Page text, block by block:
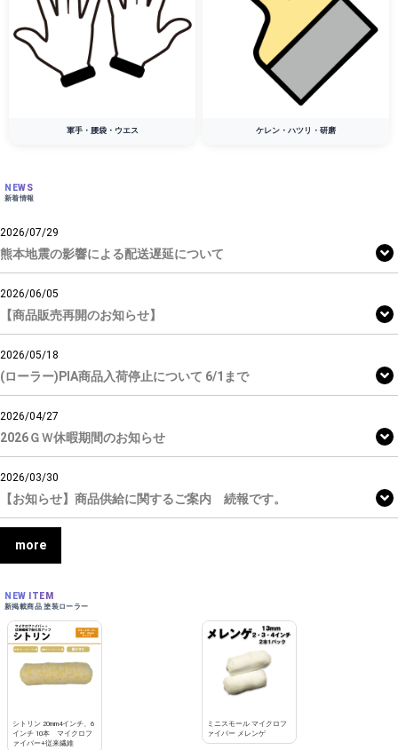
軍手・腰袋・ウエス ケレン・ハツリ・研磨
NEWS
新着情報
2026/07/29
熊本地震の影響による配送遅延について
2026/06/05
【商品販売再開のお知らせ】
2026/05/18
(ローラー)PIA商品入荷停止について 6/1まで
2026/04/27
2026ＧＷ休暇期間のお知らせ
2026/03/30
【お知らせ】商品供給に関するご案内 続報です。
more
NEW ITEM
新掲載商品 塗装ローラー
シトリン 20mm4インチ、6
インチ 10本 マイクロフ
ァイバー+従来繊維
ミニスモール マイクロフ
ァイバー メレンゲ